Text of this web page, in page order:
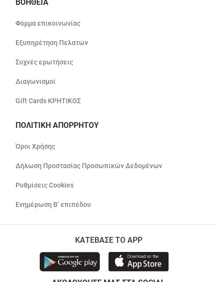
ΒΟΗΘΕΙΑ
Φόρμα επικοινωνίας
Εξυπηρέτηση Πελατών
Συχνές ερωτήσεις
Διαγωνισμοί
Gift Cards ΚΡΗΤΙΚΟΣ
ΠΟΛΙΤΙΚΗ ΑΠΟΡΡΗΤΟΥ
Όροι Χρήσης
Δήλωση Προστασίας Προσωπικών Δεδομένων
Ρυθμίσεις Cookies
Ενημέρωση Β’ επιπέδου
ΚΑΤΕΒΑΣΕ ΤΟ APP